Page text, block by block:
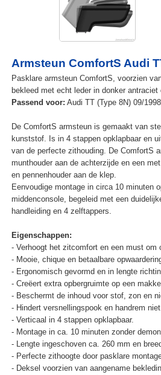
Armsteun ComfortS Audi
Pasklare armsteun ComfortS, voorzien
bekleed met echt leder in donker
Passend voor: Audi TT (Type 8N) 09/
De ComfortS armsteun is gemaakt van
kunststof. Is in 4 stappen opklapbaar en
van de perfecte zithouding. De ComfortS
munthouder aan de achterzijde en een
en pennenhouder aan de klep.
Eenvoudige montage in circa 10 minuten
middenconsole, begeleid met een
handleiding en 4 zelftappers.
Eigenschappen:
- Verhoogt het zitcomfort en een must om
- Mooie, chique en betaalbare
- Ergonomisch gevormd en in lengte
- Creëert extra opbergruimte op een
- Beschermt de inhoud voor stof, zon en
- Hindert versnellingspook en handrem
- Verticaal in 4 stappen opklapbaar.
- Montage in ca. 10 minuten zonder
- Lengte ingeschoven ca. 260 mm en
- Perfecte zithoogte door pasklare
- Deksel voorzien van aangename